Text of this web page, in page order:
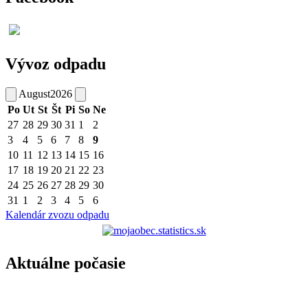
Vývoz odpadu
August2026
Po Ut St Št Pi So Ne
27 28 29 30 31 1
2
3
4 5 6 7 8
9
10 11 12 13 14 15 16
17 18 19 20 21 22 23
24 25 26 27 28 29 30
31 1 2 3 4 5
6
Kalendár zvozu odpadu
Aktuálne počasie